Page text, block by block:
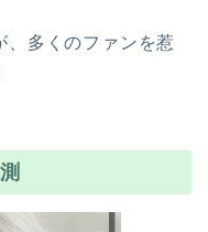
、多くのファンを惹